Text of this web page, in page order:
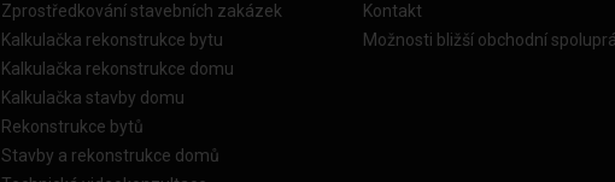
Zprostředkování stavebních zakázek
Kalkulačka rekonstrukce bytu
Kalkulačka rekonstrukce domu
Kalkulačka stavby domu
Rekonstrukce bytů
Stavby a rekonstrukce domů
Kontakt
Možnosti bližší obchodní